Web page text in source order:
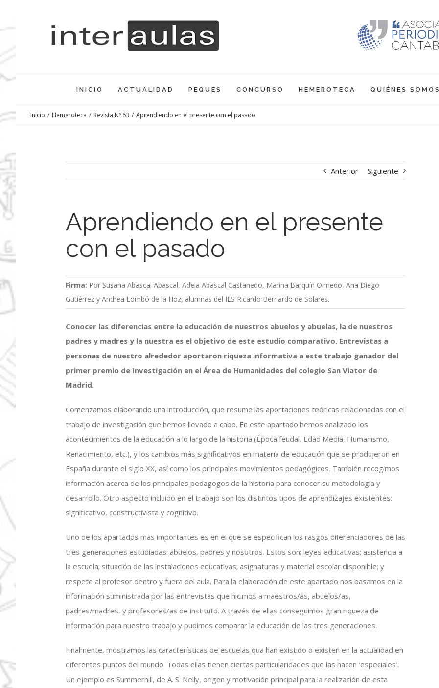
INICIO ACTUALIDAD PEQUES CONCURSO HEMEROTECA QUIÉNES SOMOS
Inicio / Hemeroteca / Revista Nº 63 / Aprendiendo en el presente con el pasado
Anterior Siguiente
Aprendiendo en el presente
con el pasado
Firma: Por Susana Abascal Abascal, Adela Abascal Castanedo, Marina Barquín Olmedo, Ana Diego
Gutiérrez y Andrea Lombó de la Hoz, alumnas del IES Ricardo Bernardo de Solares.
Conocer las diferencias entre la educación de nuestros abuelos y abuelas, la de nuestros
padres y madres y la nuestra es el objetivo de este estudio comparativo. Entrevistas a
personas de nuestro alrededor aportaron riqueza informativa a este trabajo ganador del
primer premio de Investigación en el Área de Humanidades del colegio San Viator de
Madrid.
Comenzamos elaborando una introducción, que resume las aportaciones teóricas relacionadas con el
trabajo de investigación que hemos llevado a cabo. En este apartado hemos analizado los
acontecimientos de la educación a lo largo de la historia (Época feudal, Edad Media, Humanismo,
Renacimiento, etc.), y los cambios más significativos en materia de educación que se produjeron en
España durante el siglo XX, así como los principales movimientos pedagógicos. También recogimos
información acerca de los principales pedagogos de la historia para conocer su metodología y
desarrollo. Otro aspecto incluido en el trabajo son los distintos tipos de aprendizajes existentes:
significativo, constructivista y cognitivo.
Uno de los apartados más importantes es en el que se especifican los rasgos diferenciadores de las
tres generaciones estudiadas: abuelos, padres y nosotros. Estos son: leyes educativas; asistencia a
la escuela; situación de las instalaciones educativas; asignaturas y material escolar disponible; y
respeto al profesor dentro y fuera del aula. Para la elaboración de este apartado nos basamos en la
información suministrada por las entrevistas que hicimos a maestros/as, abuelos/as,
padres/madres, y profesores/as de instituto. A través de ellas conseguimos gran riqueza de
información para nuestro trabajo y pudimos comparar la educación de las tres generaciones.
Finalmente, mostramos las características de escuelas qua han existido o existen en la actualidad en
diferentes puntos del mundo. Todas ellas tienen ciertas particularidades que las hacen ‘especiales’.
Un ejemplo es Summerhill, de A. S. Nelly, origen y motivación principal para la realización de esta